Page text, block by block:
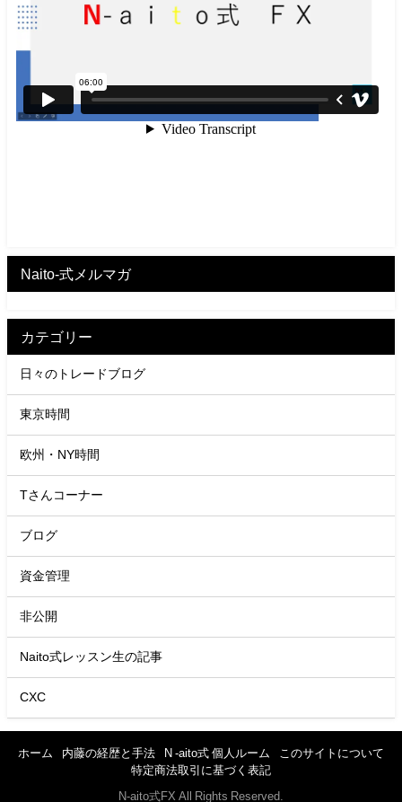
Naito-式メルマガ
カテゴリー
日々のトレードブログ
東京時間
欧州・NY時間
Tさんコーナー
ブログ
資金管理
非公開
Naito式レッスン生の記事
CXC
ホーム 内藤の経歴と手法 N -aito式 個人ルーム
このサイトについて
特定商法取引に基づく表記
N-aito式FX All Rights Reserved.